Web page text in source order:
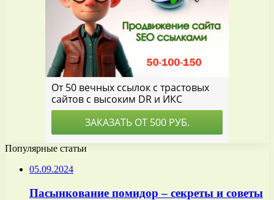
Популярные статьи
05.09.2024
Пасынкование помидор – секреты и советы